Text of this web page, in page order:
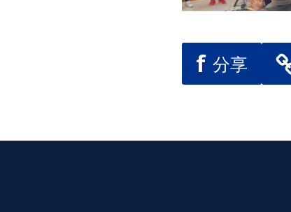
f 分享